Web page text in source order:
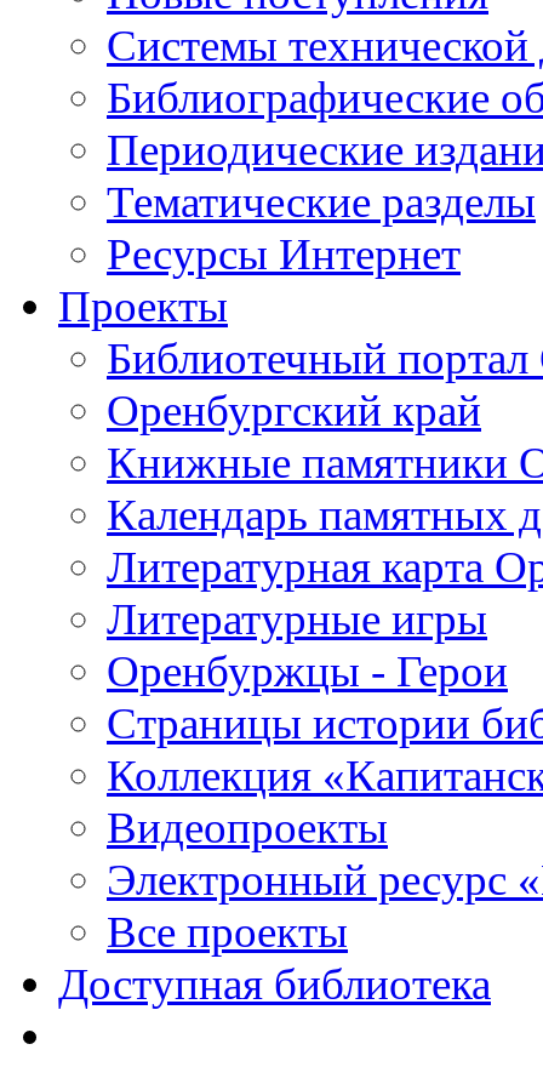
Cистемы
Библиографические
Периодические
Тематические разделы
Ресурсы Интернет
Проекты
Библиотечный портал
Оренбургский край
Книжные памятники
Календарь памятных
Литературная карта
Литературные игры
Оренбуржцы - Герои
Страницы истории
Коллекция
Видеопроекты
Электронный ресурс
Все проекты
Доступная библиотека